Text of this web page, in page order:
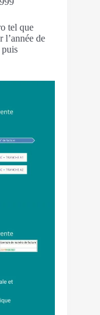
tel que
l’année de
puis